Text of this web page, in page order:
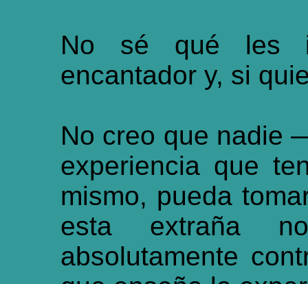
No sé qué les
encantador y, si
No creo que nadie
experiencia que
mismo, pueda
esta extraña
absolutamente